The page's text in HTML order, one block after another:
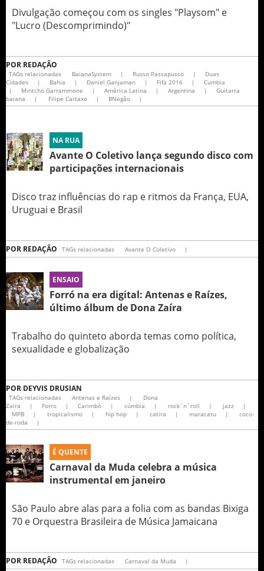
Divulgação começou com os singles "Playsom" e
"Lucro (Descomprimindo)"
POR REDAÇÃO
TAGs relacionadas BaianaSystem | Russo Passapusso |
Duas
Cidades
| Bahia | Daniel Ganjaman | Fifa 2016 |
Cumbia
|
Mintcho Garrammone | América Latina | Argentina |
Guitarra
baiana
| Filipe Cartaxo | BNegão |
NA RUA
Avante O Coletivo lança segundo disco com
participações internacionais
Disco traz influências do rap e ritmos da França, EUA,
Uruguai e Brasil
POR REDAÇÃO TAGs relacionadas Avante O Coletivo |
ENSAIO
Forró na era digital: Antenas e Raízes,
último álbum de Dona Zaíra
Trabalho do quinteto aborda temas como política,
sexualidade e globalização
POR DEYVIS DRUSIAN
TAGs relacionadas Antenas e Raízes |
Dona
Zaíra
| Forro | Carimbó | cúmbia | rock´n´roll | jazz
|
MPB
| tropicalismo | hip hop | catira | maracatu |
coco-
de-roda
|
É QUENTE
Carnaval da Muda celebra a música
instrumental em janeiro
São Paulo abre alas para a folia com as bandas Bixiga
70 e Orquestra Brasileira de Música Jamaicana
POR REDAÇÃO TAGs relacionadas Carnaval da Muda |